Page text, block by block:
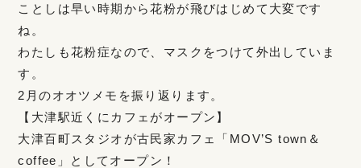
ことしは早い時期から花粉が飛びはじめて大変です
ね。
わたしも花粉症なので、マスクをつけて外出していま
す。
2月のオオツメモを振り返ります。
【大津駅近くにカフェがオープン】
大津百町スタジオが古民家カフェ「MOV’S town＆
coffee」としてオープン！